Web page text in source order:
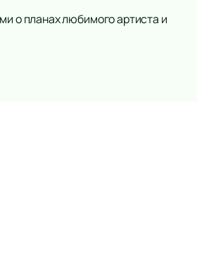
о планах любимого артиста и